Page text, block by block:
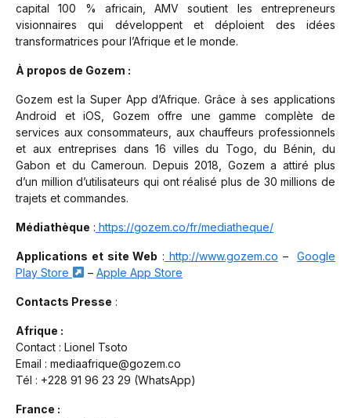
capital 100 % africain, AMV soutient les entrepreneurs
visionnaires qui développent et déploient des idées
transformatrices pour l’Afrique et le monde.
À propos de Gozem :
Gozem est la Super App d’Afrique. Grâce à ses applications
Android et iOS, Gozem offre une gamme complète de
services aux consommateurs, aux chauffeurs professionnels
et aux entreprises dans 16 villes du Togo, du Bénin, du
Gabon et du Cameroun. Depuis 2018, Gozem a attiré plus
d’un million d’utilisateurs qui ont réalisé plus de 30 millions de
trajets et commandes.
Médiathèque : https://gozem.co/fr/mediatheque/
Applications et site Web : http://www.gozem.co – Google
Play Store
– Apple App Store
Contacts Presse :
Afrique :
Contact : Lionel Tsoto
Email : mediaafrique@gozem.co
Tél : +228 91 96 23 29 (WhatsApp)
France :